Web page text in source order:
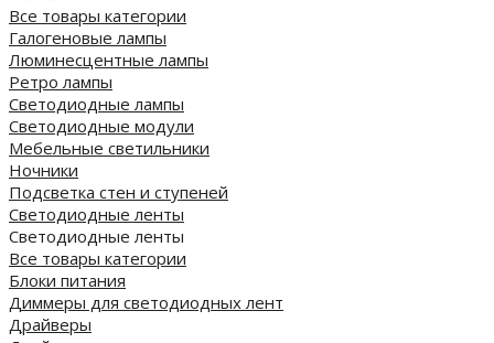
Все товары категории
Галогеновые лампы
Люминесцентные лампы
Ретро лампы
Светодиодные лампы
Светодиодные модули
Мебельные светильники
Ночники
Подсветка стен и ступеней
Светодиодные ленты
Светодиодные ленты
Все товары категории
Блоки питания
Диммеры для светодиодных лент
Драйверы